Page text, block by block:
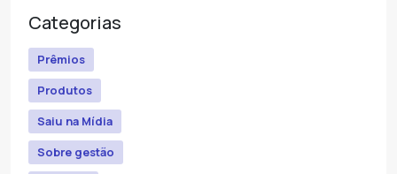
Categorias
Prêmios
Produtos
Saiu na Mídia
Sobre gestão